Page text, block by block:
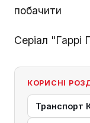
побачити
Серіал "Гаррі
КОРИСНІ
Транспорт